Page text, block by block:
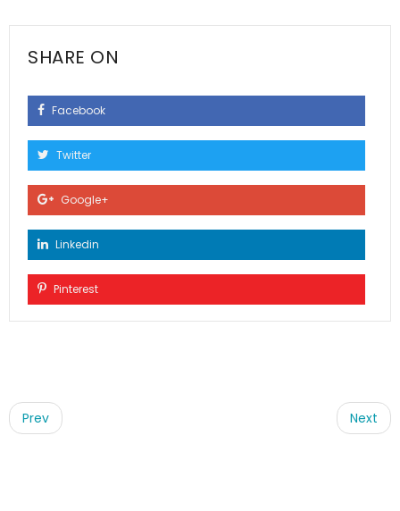
SHARE ON
Facebook
Twitter
Google+
Linkedin
Pinterest
Post
navigation
Prev Next